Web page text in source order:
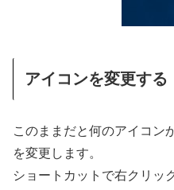
アイコンを変更する
このままだと何のアイコン
を変更します。
ショートカットで右クリッ